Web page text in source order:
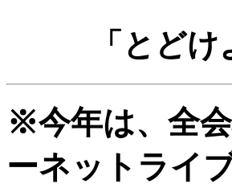
「とど
※今年は、全
ーネットライ